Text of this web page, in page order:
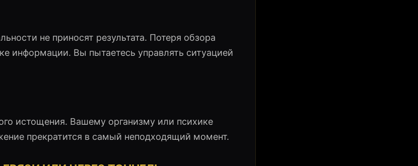
не приносят результата. Потеря обзора
информации. Вы пытаетесь управлять ситуацией
истощения. Вашему организму или психике
прекратится в самый неподходящий момент.